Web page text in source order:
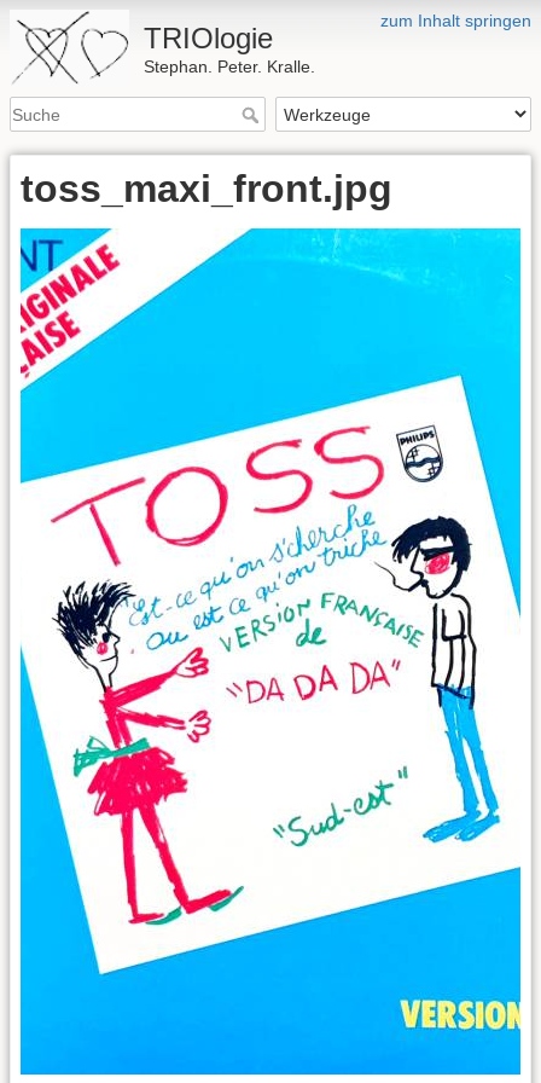
zum Inhalt springen
TRIOlogie
Stephan. Peter. Kralle.
toss_maxi_front.jpg